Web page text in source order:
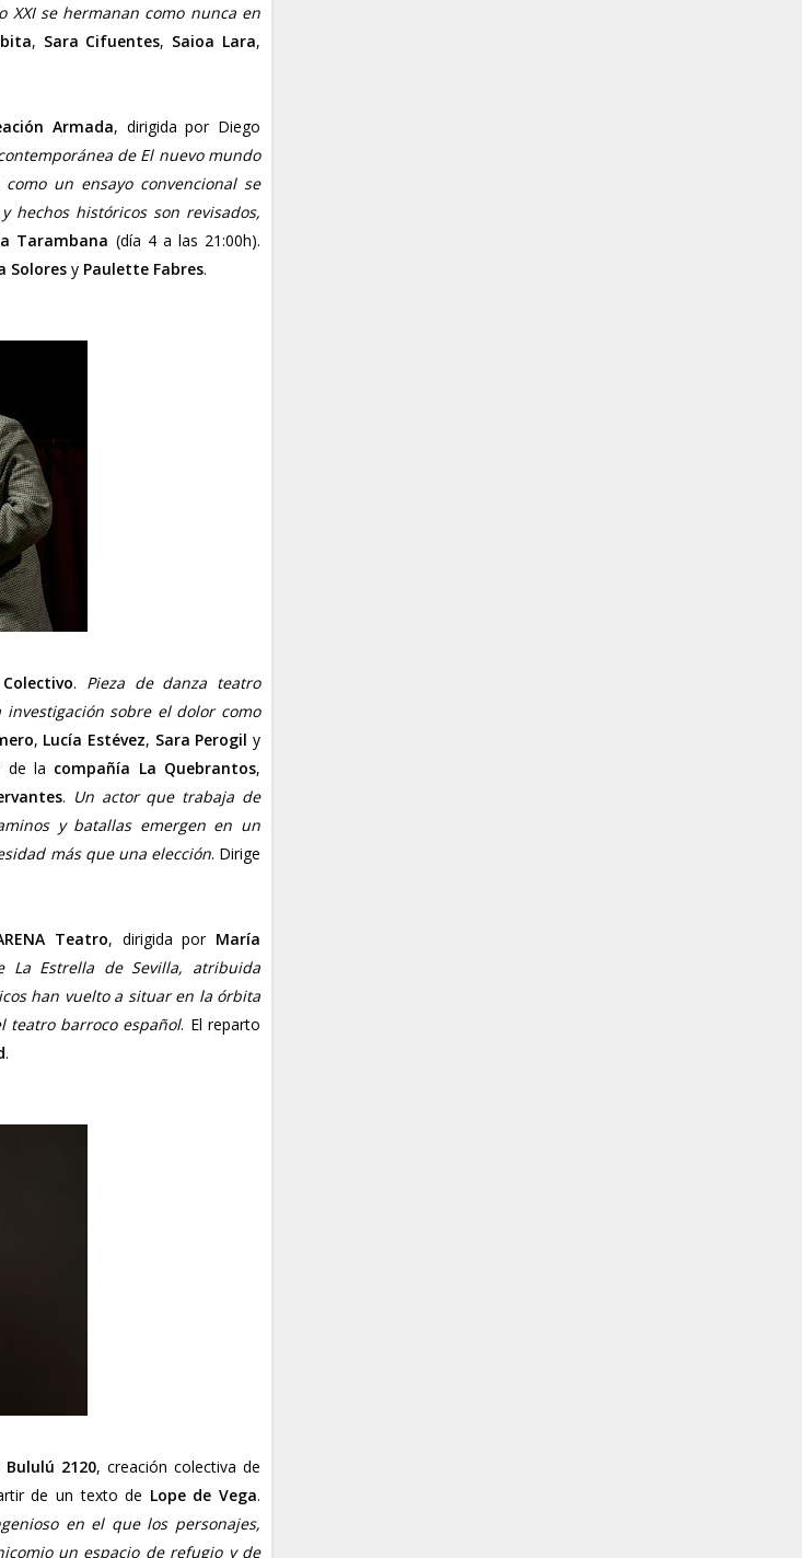
XXI se hermanan como nunca en
, Sara Cifuentes, Saioa Lara,
Armada, dirigida por Diego
de El nuevo mundo
un ensayo convencional se
hechos históricos son revisados,
Tarambana (día 4 a las 21:00h).
Solores y Paulette Fabres.
. Pieza de danza teatro
sobre el dolor como
, Lucía Estévez, Sara Perogil y
de la compañía La Quebrantos,
. Un actor que trabaja de
y batallas emergen en un
más que una elección. Dirige
Teatro, dirigida por María
Estrella de Sevilla, atribuida
han vuelto a situar en la órbita
teatro barroco español. El reparto
.
Bululú 2120, creación colectiva de
de un texto de Lope de Vega.
en el que los personajes,
un espacio de refugio y de